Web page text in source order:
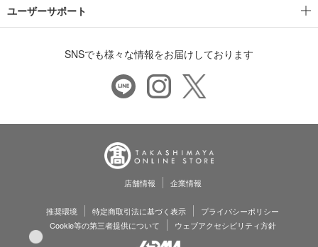
ユーザーサポート
SNSでも様々な情報をお届けしております
店舗情報 企業情報
推奨環境 特定商取引法に基づく表示
プライバシーポリシー
Cookie等の第三者提供について
ウェブアクセシビリティ方針